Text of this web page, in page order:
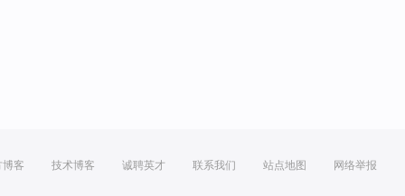
博客 技术博客 诚聘英才 联系我们 站点地图 网络举报